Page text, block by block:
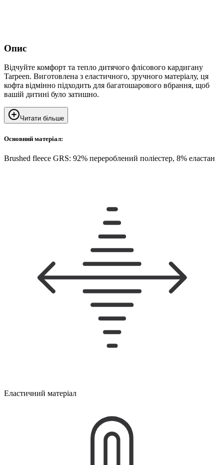
Опис
Відчуйте комфорт та тепло дитячого флісового кардигану
Tarpeen. Виготовлена ​​з еластичного, зручного матеріалу, ця
кофта відмінно підходить для багатошарового вбрання, щоб
вашій дитині було затишно.
Читати більше
Основний матеріал:
Brushed fleece GRS: 92% перероблений поліестер, 8% еластан
Еластичний матеріал